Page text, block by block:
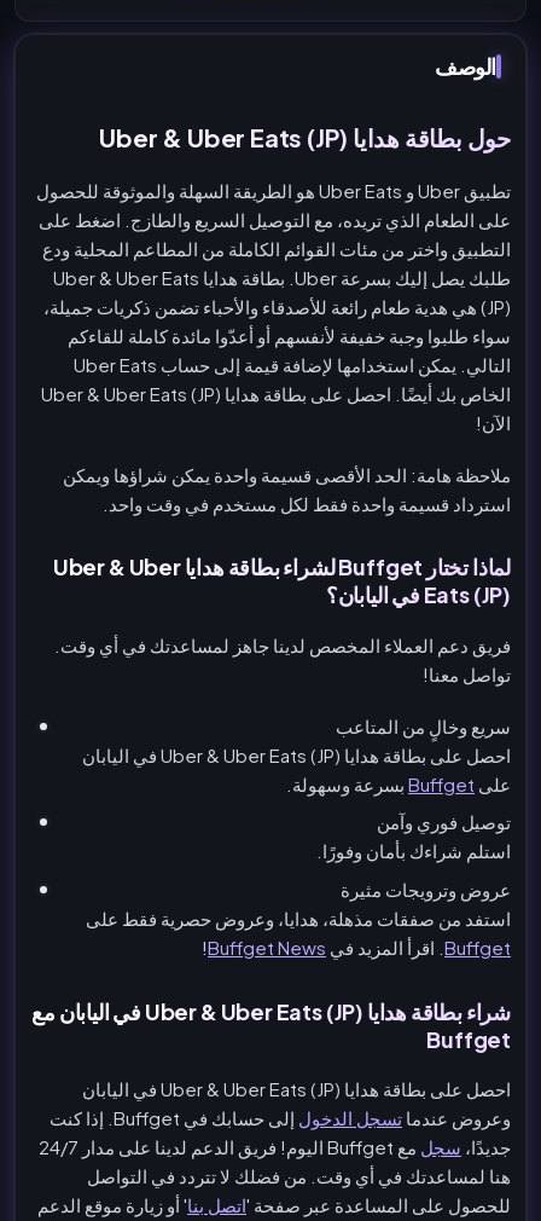
الوصف
حول بطاقة هدايا Uber & Uber Eats (JP)
تطبيق Uber و Uber Eats هو الطريقة السهلة والموثوقة للحصول
على الطعام الذي تريده، مع التوصيل السريع والطازج. اضغط على
التطبيق واختر من مئات القوائم الكاملة من المطاعم المحلية ودع
طلبك يصل إليك بسرعة Uber. بطاقة هدايا Uber & Uber Eats
(JP) هي هدية طعام رائعة للأصدقاء والأحباء تضمن ذكريات جميلة،
سواء طلبوا وجبة خفيفة لأنفسهم أو أعدّوا مائدة كاملة للقاءكم
التالي. يمكن استخدامها لإضافة قيمة إلى حساب Uber Eats
الخاص بك أيضًا. احصل على بطاقة هدايا Uber & Uber Eats (JP)
الآن!
ملاحظة هامة: الحد الأقصى قسيمة واحدة يمكن شراؤها ويمكن
استرداد قسيمة واحدة فقط لكل مستخدم في وقت واحد.
لماذا تختار Buffget لشراء بطاقة هدايا Uber & Uber
Eats (JP) في اليابان؟
فريق دعم العملاء المخصص لدينا جاهز لمساعدتك في أي وقت.
تواصل معنا!
سريع وخالٍ من المتاعب
احصل على بطاقة هدايا Uber & Uber Eats (JP) في اليابان
على Buffget بسرعة وسهولة.
توصيل فوري وآمن
استلم شراءك بأمان وفورًا.
عروض وترويجات مثيرة
استفد من صفقات مذهلة، هدايا، وعروض حصرية فقط على
Buffget . اقرأ المزيد في Buffget News
!
شراء بطاقة هدايا Uber & Uber Eats (JP) في اليابان مع
Buffget
احصل على بطاقة هدايا Uber & Uber Eats (JP) في اليابان
وعروض عندما تسجل الدخول
إلى حسابك في Buffget. إذا كنت
جديدًا، سجل
مع Buffget اليوم! فريق الدعم لدينا على مدار 24/7
هنا لمساعدتك في أي وقت. من فضلك لا تتردد في التواصل
للحصول على المساعدة عبر صفحة 'اتصل بنا' أو زيارة موقع الدعم